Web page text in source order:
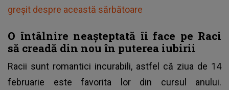
greșit despre această sărbătoare
O întâlnire neașteptată îi face pe Raci
să creadă din nou în puterea iubirii
Racii sunt romantici incurabili, astfel că ziua de 14
februarie este favorita lor din cursul anului.